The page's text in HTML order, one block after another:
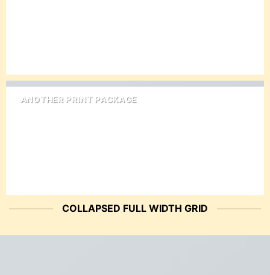
ANOTHER PRINT PACKAGE
COLLAPSED FULL WIDTH GRID